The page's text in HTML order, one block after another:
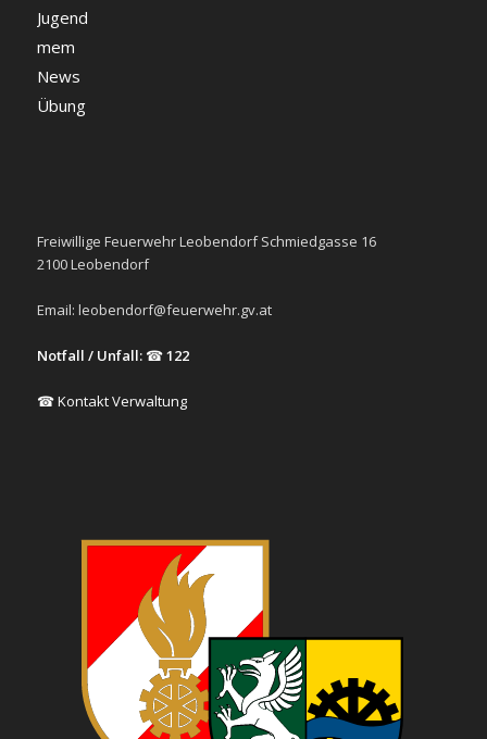
Jugend
mem
News
Übung
Freiwillige Feuerwehr Leobendorf Schmiedgasse 16
2100 Leobendorf
Email: leobendorf@feuerwehr.gv.at
Notfall / Unfall:☎122
☎ Kontakt Verwaltung